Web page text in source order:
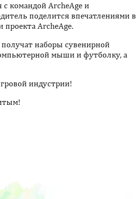
командой ArcheAge и
поделится впечатлениями в
ArcheAge.
наборы сувенирной
мыши и футболку, а
индустрии!